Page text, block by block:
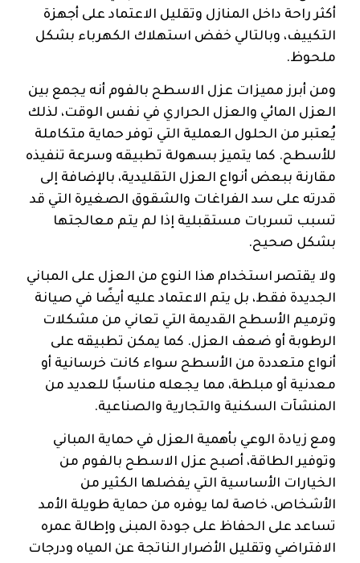
أكثر راحة داخل المنازل وتقليل الاعتماد على أجهزة
التكييف، وبالتالي خفض استهلاك الكهرباء بشكل
ملحوظ.
ومن أبرز مميزات عزل الاسطح بالفوم أنه يجمع بين
العزل المائي والعزل الحراري في نفس الوقت، لذلك
يُعتبر من الحلول العملية التي توفر حماية متكاملة
للأسطح. كما يتميز بسهولة تطبيقه وسرعة تنفيذه
مقارنة ببعض أنواع العزل التقليدية، بالإضافة إلى
قدرته على سد الفراغات والشقوق الصغيرة التي قد
تسبب تسربات مستقبلية إذا لم يتم معالجتها
بشكل صحيح.
ولا يقتصر استخدام هذا النوع من العزل على المباني
الجديدة فقط، بل يتم الاعتماد عليه أيضًا في صيانة
وترميم الأسطح القديمة التي تعاني من مشكلات
الرطوبة أو ضعف العزل. كما يمكن تطبيقه على
أنواع متعددة من الأسطح سواء كانت خرسانية أو
معدنية أو مبلطة، مما يجعله مناسبًا للعديد من
المنشآت السكنية والتجارية والصناعية.
ومع زيادة الوعي بأهمية العزل في حماية المباني
وتوفير الطاقة، أصبح عزل الاسطح بالفوم من
الخيارات الأساسية التي يفضلها الكثير من
الأشخاص، خاصة لما يوفره من حماية طويلة الأمد
تساعد على الحفاظ على جودة المبنى وإطالة عمره
الافتراضي وتقليل الأضرار الناتجة عن المياه ودرجات